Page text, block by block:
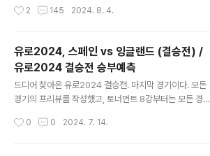
생각했는데 약간은 제 스스로의 만족도를 충족시키지 못하
전에서 스페인의 우승이라는 결승전 승부예측을 적중하며
해나갈 수 있는 시간이었던 같다. 분석을 하고 분석 실패의
원인을 모아놓은 오답노트에는 또 몇 개의 변수가 기록되
었다. 올림픽 축구는 프리뷰를 하기에 아직은 모자라다고
스스로 생각되어 패스하였다. 8월 초부터 8월 중순까지 모
보고자 한다. 단순 프로토가 아니라..
2 145 2024. 8. 4.
유로2024, 스페인 vs 잉글랜드 (결승전) /
유로2024 결승전 승부예측
드디어 찾아온 유로2024 결승전. 마지막 경기이다. 모든
경기의 프리뷰를 작성했고, 토너먼트 8강부터는 모든 경기
짐없이 한다는 것은 굉장히 의미있고 가치있는 일이라로
0 0 2024. 7. 14.